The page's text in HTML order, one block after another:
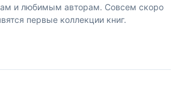
и любимым авторам. Совсем скоро
первые коллекции книг.